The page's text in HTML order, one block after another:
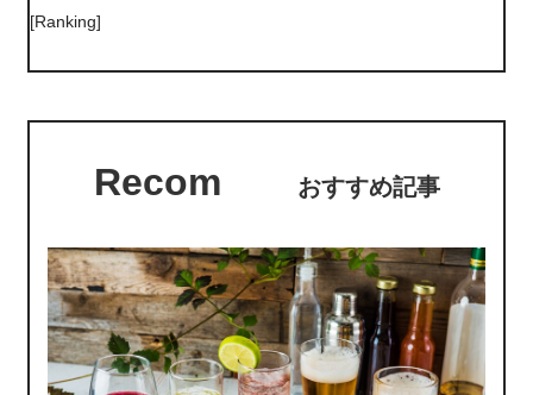
[Ranking]
Recom おすすめ記事